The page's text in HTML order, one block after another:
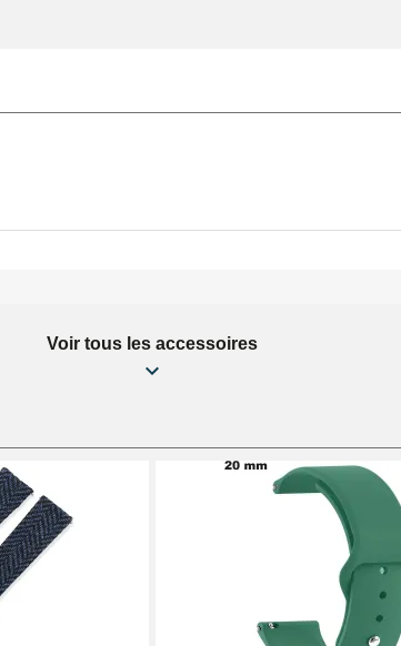
Voir tous les accessoires